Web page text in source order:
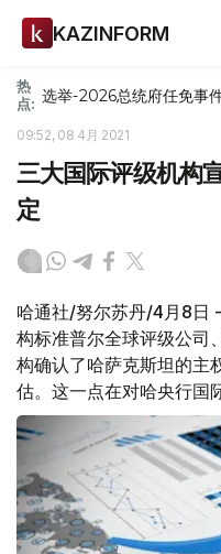
KAZINFORM
热
点: 选举-2026总统府任免事
09:52, 08 4月 2021
三大国际评级机构
定
哈通社/努尔苏丹/4月8日
构标准普尔全球评级公司
构确认了哈萨克斯坦的主
估。这一点在对哈央行国